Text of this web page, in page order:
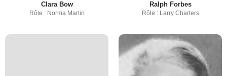
Clara Bow
Rôle : Norma Martin
Ralph Forbes
Rôle : Larry Charters